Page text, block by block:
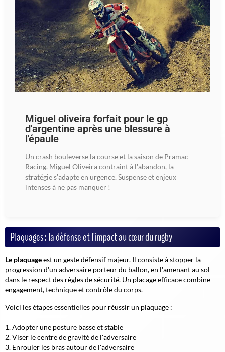
Miguel oliveira forfait pour le gp
d'argentine après une blessure à
l'épaule
Un crash bouleverse la course et la saison de Pramac
Racing. Miguel Oliveira contraint à l'abandon, la
stratégie s'adapte en urgence. Suspense et enjeux
intenses à ne pas manquer !
Plaquages : la défense et l'impact au cœur du rugby
Le plaquageest un geste défensif majeur. Il consiste à stopper la
progression d'un adversaire porteur du ballon, en l'amenant au sol
dans le respect des règles de sécurité. Un placage efficace combine
engagement, technique et contrôle du corps.
Voici les étapes essentielles pour réussir un plaquage :
Adopter une posture basse et stable
Viser le centre de gravité de l'adversaire
Enrouler les bras autour de l'adversaire